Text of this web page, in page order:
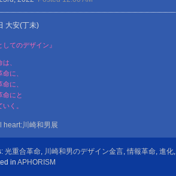
大安(丁未)
してのデザイン』
、
に、
に、
命にと
く。
heart:川崎和男展
光重合革命, 川崎和男のデザイン金言,情報革命, 進化
in APHORISM